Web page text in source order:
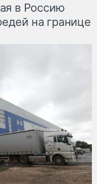
в Россию
на границе